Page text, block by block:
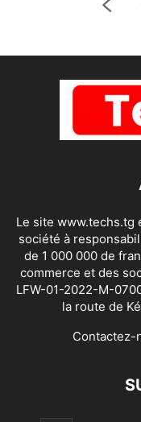
Le site www.techs.tg
société à
de 1 000 000 de
commerce et des
LFW-01-2022-M-
la route de
Contactez-